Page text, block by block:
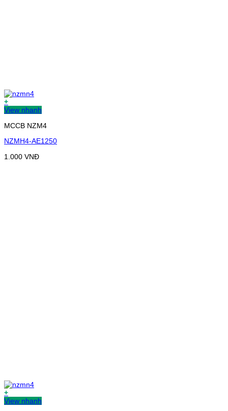
+
View nhanh
MCCB NZM4
NZMH4-AE1250
1.000 VNĐ
+
View nhanh